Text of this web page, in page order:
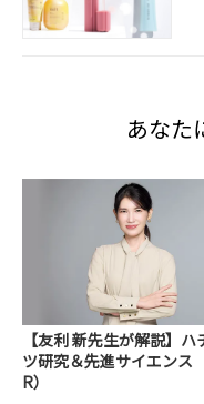
あなた
【友利 新先生が解説】ハ
ツ研究＆先進サイエンス
R）